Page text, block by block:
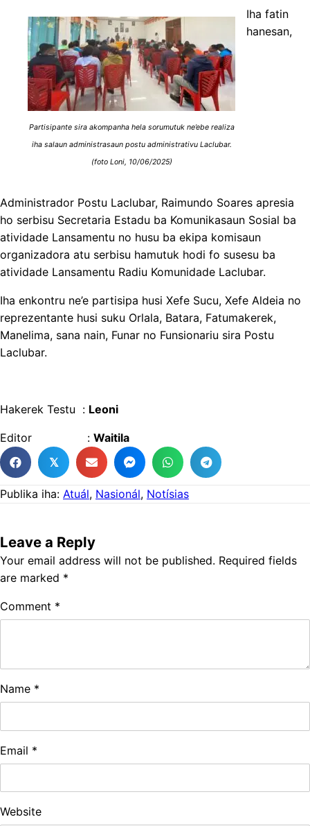
Partisipante sira akompanha hela sorumutuk ne’ebe realiza
iha salaun administrasaun postu administrativu Laclubar.
(foto Loni, 10/06/2025)
Iha fatin
hanesan,
Administrador Postu Laclubar, Raimundo Soares apresia
ho serbisu Secretaria Estadu ba Komunikasaun Sosial ba
atividade Lansamentu no husu ba ekipa komisaun
organizadora atu serbisu hamutuk hodi fo susesu ba
atividade Lansamentu Radiu Komunidade Laclubar.
Iha enkontru ne’e partisipa husi Xefe Sucu, Xefe Aldeia no
reprezentante husi suku Orlala, Batara, Fatumakerek,
Manelima, sana nain, Funar no Funsionariu sira Postu
Laclubar.
Hakerek Testu : Leoni
Editor : Waitila
𝕏
Publika iha: Atuál, Nasionál, Notísias
Leave a Reply
Your email address will not be published. Required fields
are marked *
Comment *
Name *
Email *
Website